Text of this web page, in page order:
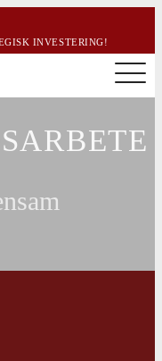
INVESTERING!